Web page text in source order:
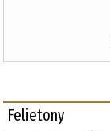
Felietony